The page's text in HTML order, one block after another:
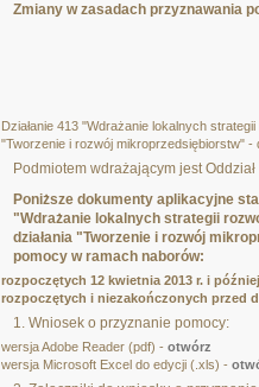
Zmiany w zasadach przyznawania
Działanie 413 "Wdrażanie lokalnych
"Tworzenie i rozwój mikroprzedsiębiorstw" -
Podmiotem wdrażającym jest
Poniższe dokumenty aplikacyjne
"Wdrażanie lokalnych strategii
działania "Tworzenie i rozwój
pomocy w ramach naborów:
rozpoczętych 12 kwietnia 2013 r. i
rozpoczętych i niezakończonych przed
1. Wniosek o przyznanie pomocy:
wersja Adobe Reader (pdf) - otwórz
wersja Microsoft Excel do edycji (.xls) -